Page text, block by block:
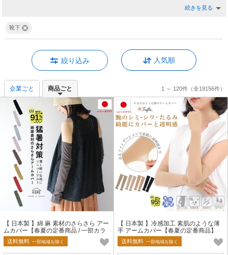
続きを見る
靴下
絞り込み 人気順
企業ごと 商品ごと 1 ～ 120件（全19156件）
【 日本製 】綿 麻 素材のさらさら アー
ムカバー【春夏の定番商品 / 一部カラ
ー 完売】
送料無料 一部地域を除く
【 日本製 】冷感加工 素肌のような薄
手 アームカバー【春夏の定番商品】
送料無料 一部地域を除く